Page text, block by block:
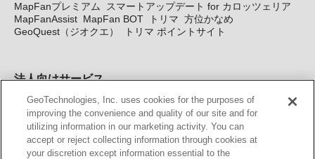
MapFanプレミアム
スマートアップデート for カロッツェリア
MapFanAssist MapFan BOT トリマ 方位かなめ
GeoQuest（ジオクエ）
トリマ ポイントサイト
法人向けサービス
法人向け地図・位置情報サービス WEBサイト・システム向け地
図API Windows PC向け地図開発キット MapFan DB 住所確認
サービス
MAP WORLD+ トリマ広告 Geo-Research
GeoTechnologies, Inc. uses cookies for the purposes of
improving the convenience and quality of our site and for
utilizing information in our marketing activity. You can
accept or reject collecting information through cookies at
your discretion except information essential to the